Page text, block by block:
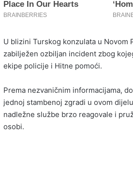
U blizini Turskog konzulata u Novom
zabilježen ozbiljan incident zbog
ekipe policije i Hitne pomoći.
Prema nezvaničnim informacijama,
jednoj stambenoj zgradi u ovom
nadležne službe brzo reagovale i
osobi.